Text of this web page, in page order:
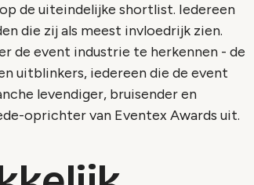
de uiteindelijke shortlist. Iedereen
die zij als meest invloedrijk zien.
de event industrie te herkennen - de
uitblinkers, iedereen die de event
levendiger, bruisender en
oprichter van Eventex Awards uit.